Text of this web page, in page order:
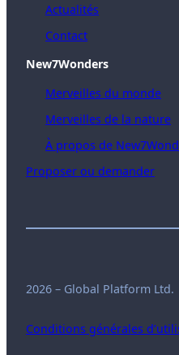
Actualités
Contact
New7Wonders
Merveilles du monde
Merveilles de la nature
À propos de
Proposer ou demander
2026 – Global Platform Ltd.
Conditions générales